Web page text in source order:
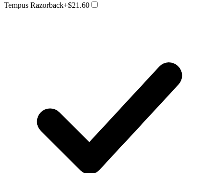
Tempus Razorback+$21.60